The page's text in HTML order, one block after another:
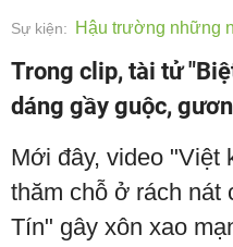
Sự kiện: Hậu trường những
Trong clip, tài tử
dáng gầy guộc,
Mới đây, video "Việt
thăm chỗ ở rách nát
Tín" gây xôn xao